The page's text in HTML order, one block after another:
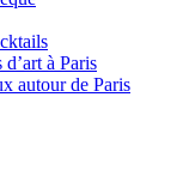
à Paris
autour de Paris